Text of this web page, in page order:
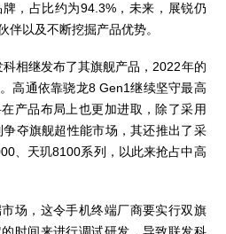
，占比约为94.3%，未来，展锐仍
伴以及不断挖掘产品优势。
相继发布了其旗舰产品，2022年的
高通依靠骁龙8 Gen1继续坚守最高
产品布局上也更加进取，除了采用
夺旗舰超性能市场，其还推出了采
、天玑8100系列，以此来抢占中高
场，这令手机终端厂商要实行双旗